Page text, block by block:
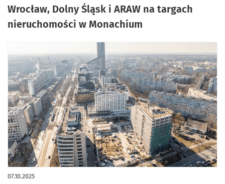
Wrocław, Dolny Śląsk i ARAW na targach
nieruchomości w Monachium
07.10.2025